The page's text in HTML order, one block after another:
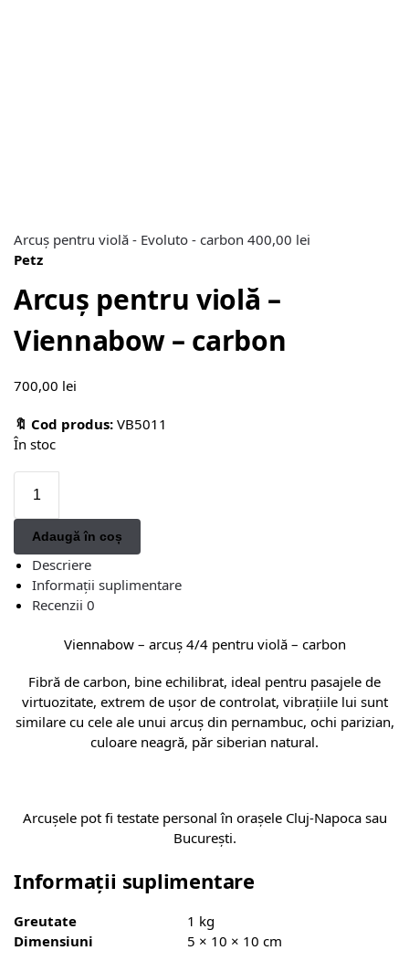
Arcuș pentru violă - Evoluto - carbon 400,00 lei
Petz
Arcuș pentru violă –
Viennabow – carbon
700,00 lei
🔖 Cod produs: VB5011
În stoc
Adaugă în coș
Descriere
Informații suplimentare
Recenzii 0
Viennabow – arcuș 4/4 pentru violă – carbon
Fibră de carbon, bine echilibrat, ideal pentru pasajele de
virtuozitate, extrem de ușor de controlat, vibrațiile lui sunt
similare cu cele ale unui arcuș din pernambuc, ochi parizian,
culoare neagră, păr siberian natural.
Arcușele pot fi testate personal în orașele Cluj-Napoca sau
București.
Informații suplimentare
Greutate
1 kg
Dimensiuni
5 × 10 × 10 cm